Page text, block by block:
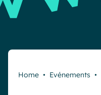
Home • Evénements •